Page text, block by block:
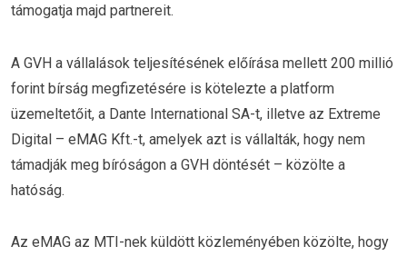
támogatja majd partnereit.
A GVH a vállalások teljesítésének előírása mellett 200 millió
forint bírság megfizetésére is kötelezte a platform
üzemeltetőit, a Dante International SA-t, illetve az Extreme
Digital – eMAG Kft.-t, amelyek azt is vállalták, hogy nem
támadják meg bíróságon a GVH döntését – közölte a
hatóság.
Az eMAG az MTI-nek küldött közleményében közölte, hogy